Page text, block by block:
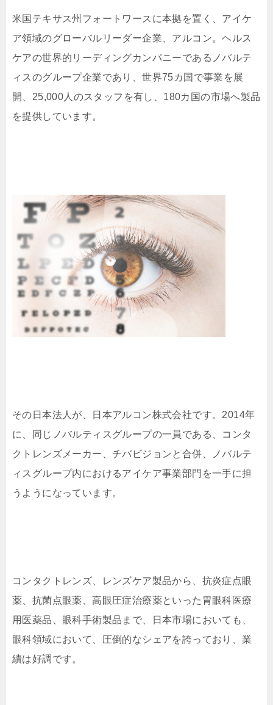
米国テキサス州フォートワースに本拠を置く、アイケ
ア領域のグローバルリーダー企業、アルコン。ヘルス
ケアの世界的リーディングカンパニーであるノバルテ
ィスのグループ企業であり、世界75カ国で事業を展
開、25,000人のスタッフを有し、180カ国の市場へ製品
を提供しています。
その日本法人が、日本アルコン株式会社です。2014年
に、同じノバルティスグループの一員である、コンタ
クトレンズメーカー、チバビジョンと合併、ノバルテ
ィスグループ内におけるアイケア事業部門を一手に担
うようになっています。
コンタクトレンズ、レンズケア製品から、抗炎症点眼
薬、抗菌点眼薬、高眼圧症治療薬といった胃眼科医療
用医薬品、眼科手術製品まで、日本市場においても、
眼科領域において、圧倒的なシェアを誇っており、業
績は好調です。